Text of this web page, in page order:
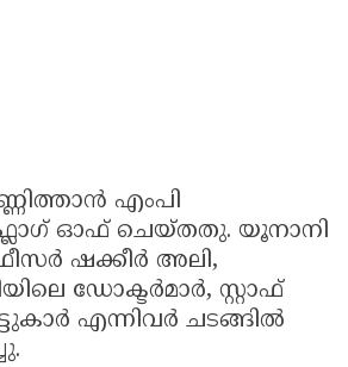
എംപി
ഓഫ് ചെയ്തതു. യൂനാനി
ഷക്കീർ അലി,
ഡോക്ടർമാർ, സ്റ്റാഫ്
എന്നിവർ ചടങ്ങിൽ